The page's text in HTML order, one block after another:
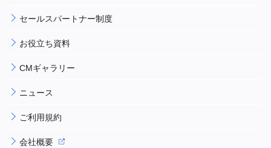
セールスパートナー制度
お役立ち資料
CMギャラリー
ニュース
ご利用規約
会社概要